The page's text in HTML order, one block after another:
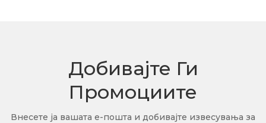
Добивајте Ги
Промоциите
Внесете ја вашата е-пошта и добивајте извесувања за